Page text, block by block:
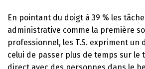
En pointant du doigt à 39 % les
administrative comme la première
professionnel, les T.S. expriment un
celui de passer plus de temps sur le